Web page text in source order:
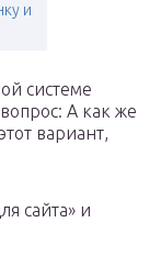
и
системе
А как же
вариант,
сайта» и